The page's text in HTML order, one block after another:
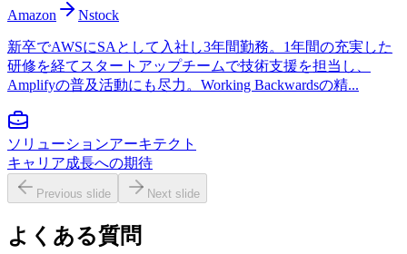
Amazon
Nstock
新卒でAWSにSAとして入社し3年間勤務。1年間の充実した
研修を経てスタートアップチームで技術支援を担当し、
Amplifyの普及活動にも尽力。Working Backwardsの精...
ソリューションアーキテクト
キャリア成長への期待
Previous slide Next slide
よくある質問